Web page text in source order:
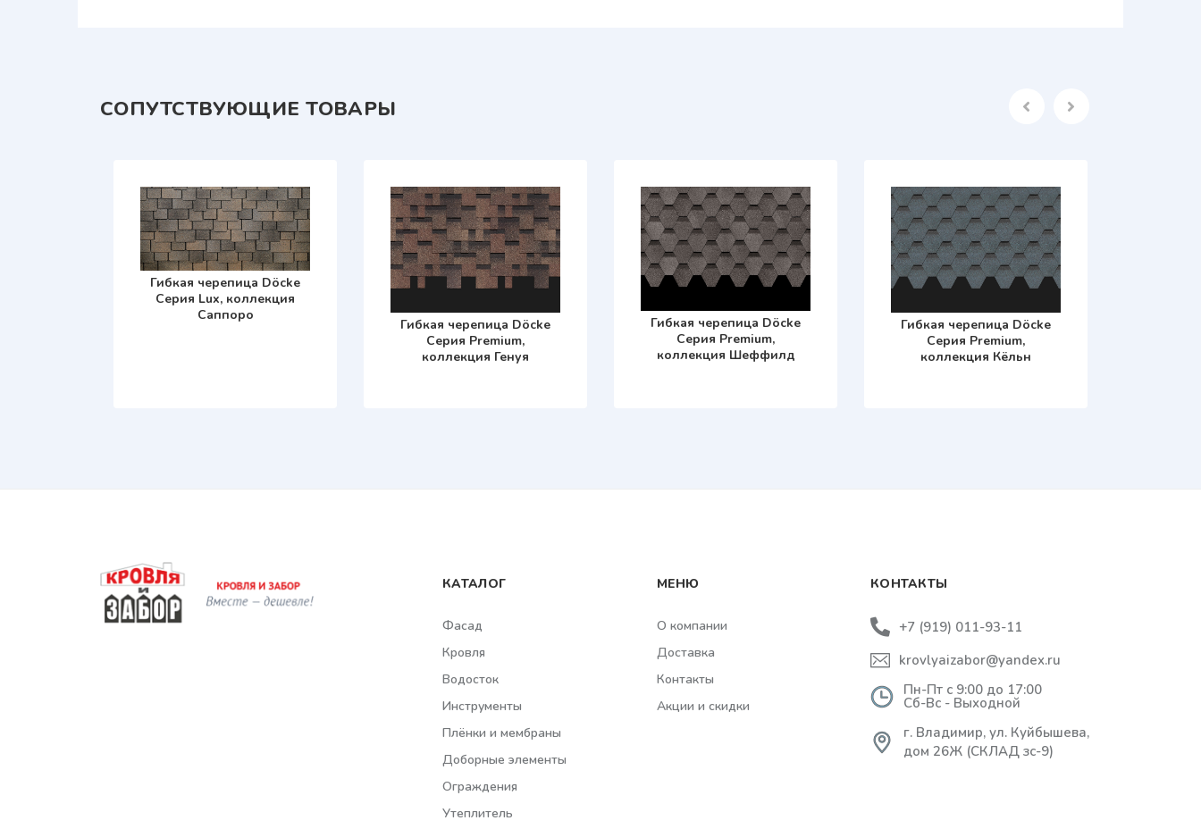
СОПУТСТВУЮЩИЕ ТОВАРЫ
Гибкая черепица Döcke
Серия Lux, коллекция
Саппоро
Гибкая черепица Döcke
Серия Premium,
коллекция Генуя
Гибкая черепица Döcke
Серия Premium,
коллекция Шеффилд
Гибкая черепица Döcke
Серия Premium,
коллекция Кёльн
КАТАЛОГ
Фасад
Кровля
Водосток
Инструменты
Плёнки и мембраны
Доборные элементы
Ограждения
Утеплитель
МЕНЮ
О компании
Доставка
Контакты
Акции и скидки
КОНТАКТЫ
+7 (919) 011-93-11
krovlyaizabor@yandex.ru
Пн-Пт с 9:00 до 17:00
Сб-Вс - Выходной
г. Владимир, ул. Куйбышева,
дом 26Ж (СКЛАД зс-9)